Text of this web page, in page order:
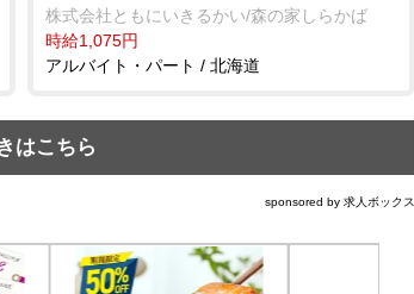
株式会社ともにいきるかい/森の家しらかば
時給1,075円
アルバイト・パート / 北海道
はこちら
sponsored by 求人ボックス